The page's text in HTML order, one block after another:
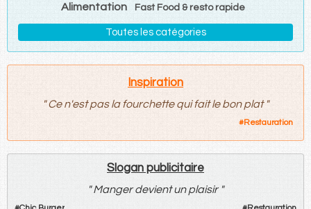
Alimentation Fast Food & resto rapide
Toutes les catégories
Inspiration
" Ce n'est pas la fourchette qui fait le bon plat "
#Restauration
Slogan publicitaire
" Manger devient un plaisir "